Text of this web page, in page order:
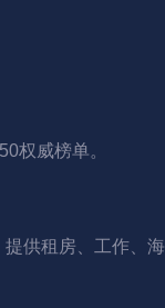
权威榜单。
供租房、工作、海